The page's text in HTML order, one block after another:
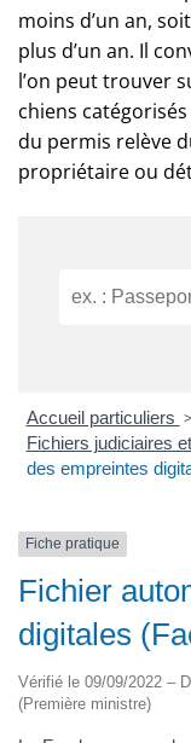
moins d’un an,
plus d’un an. Il
l’on peut trouver
chiens
du permis relève
propriétaire ou
Accueil particuliers >
Fichiers judiciaires
des empreintes
Fiche pratique
Fichier
digitales
Vérifié le 09/09/2022 –
(Première ministre)